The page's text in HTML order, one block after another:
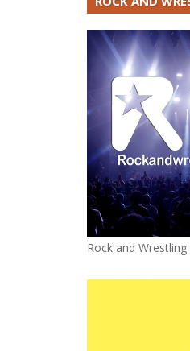
Rock and Wrestling